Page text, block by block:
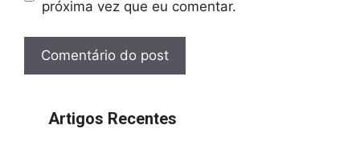
próxima vez que eu comentar.
Artigos Recentes